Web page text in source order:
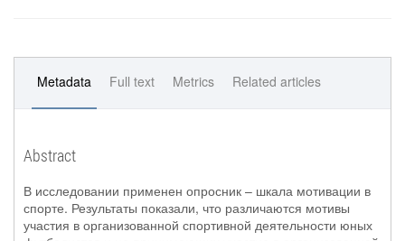
Metadata Full text Metrics Related articles
Abstract
В исследовании применен опросник – шкала мотивации в
спорте. Результаты показали, что различаются мотивы
участия в организованной спортивной деятельности юных